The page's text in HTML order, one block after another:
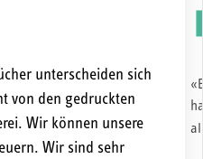
unterscheiden sich
von den gedruckten
Wir können unsere
Wir sind sehr